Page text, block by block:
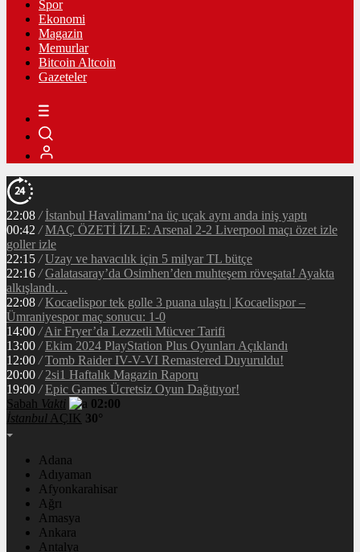
Spor
Ekonomi
Magazin
Memurlar
Bitcoin Altcoin
Gazeteler
22:08 / İstanbul Havalimanı’na üç uçak aynı anda iniş yaptı
00:42 / MAÇ ÖZETİ İZLE: Arsenal 2-2 Liverpool maçı özet izle
goller izle
22:15 / Uzay ve havacılık için 5 milyar TL bütçe
22:16 / Galatasaray’da Osimhen’den muhteşem röveşata! Ayakta
alkışlandı…
22:08 / Kocaelispor tek golle 3 puana ulaştı | Kocaelispor –
Ümraniyespor maç sonucu: 1-0
14:00 / Air Fryer’da Lezzetli Mücver Tarifi
13:00 / Ekim 2024 PlayStation Plus Oyunları Açıklandı
12:00 / Tomb Raider IV-V-VI Remastered Duyuruldu!
20:00 / 2si1 Haftalık Magazin Raporu
19:00 / Epic Games Ücretsiz Oyun Dağıtıyor!
Sabah Vakti
02:00
İstanbul AÇIK 30°
Adana
Adıyaman
Afyonkarahisar
Ağrı
Amasya
Ankara
Antalya